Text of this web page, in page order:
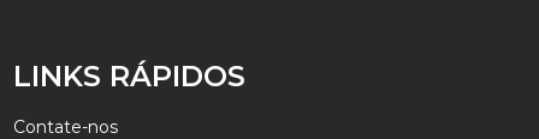
LINKS RÁPIDOS
Contate-nos